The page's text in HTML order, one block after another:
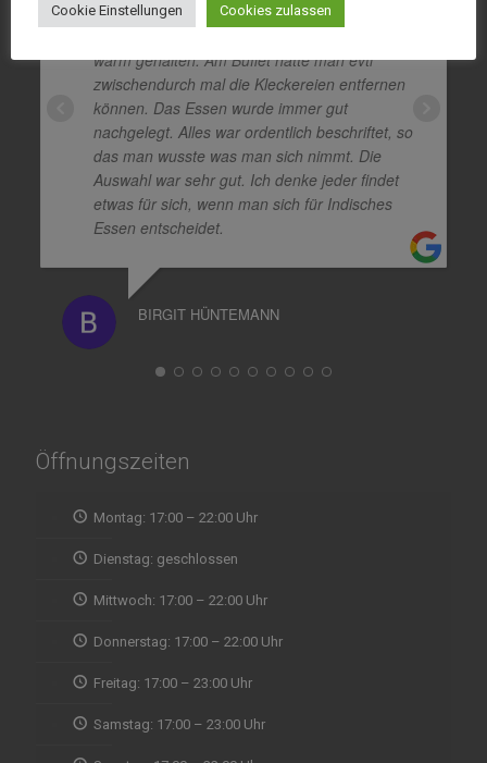
hätte. Die Einrichtung war ehr schlicht, aber
warm gehalten. Am Buffet hätte man evtl
zwischendurch mal die Kleckereien entfernen
können. Das Essen wurde immer gut
nachgelegt. Alles war ordentlich beschriftet, so
das man wusste was man sich nimmt. Die
Auswahl war sehr gut. Ich denke jeder findet
etwas für sich, wenn man sich für Indisches
Essen entscheidet.
BIRGIT HÜNTEMANN
Öffnungszeiten
Montag: 17:00 – 22:00 Uhr
Dienstag: geschlossen
Mittwoch: 17:00 – 22:00 Uhr
Donnerstag: 17:00 – 22:00 Uhr
Freitag: 17:00 – 23:00 Uhr
Samstag: 17:00 – 23:00 Uhr
Cookie Einstellungen Cookies zulassen